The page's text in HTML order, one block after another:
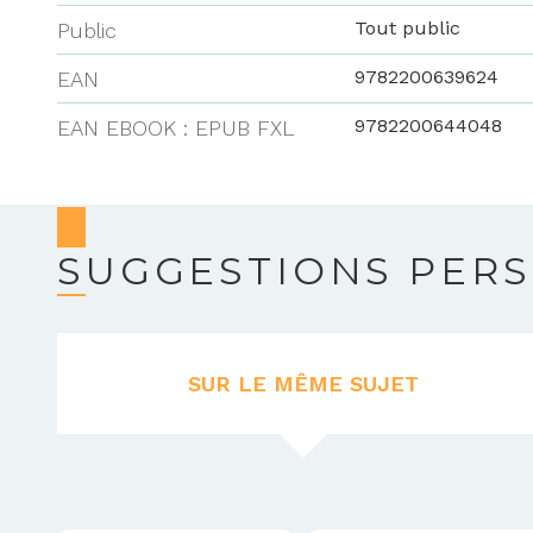
Public Tout public
EAN 9782200639624
EAN EBOOK : EPUB FXL 9782200644048
SUGGESTIONS
SUR LE MÊME SUJET